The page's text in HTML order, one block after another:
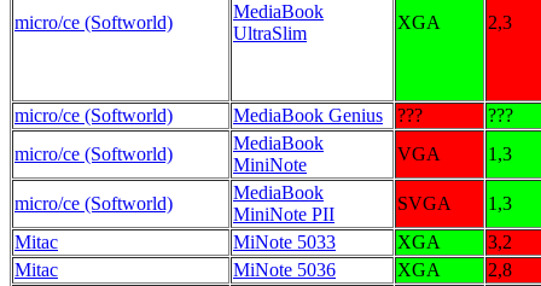
micro/ce (Softworld)
MediaBook
UltraSlim
XGA 2,3
micro/ce (Softworld) MediaBook Genius ???
???
micro/ce (Softworld)
MediaBook
MiniNote
VGA 1,3
micro/ce (Softworld)
MediaBook
MiniNote PII
SVGA
1,3
Mitac
MiNote 5033 XGA
3,2
Mitac
MiNote 5036 XGA
2,8